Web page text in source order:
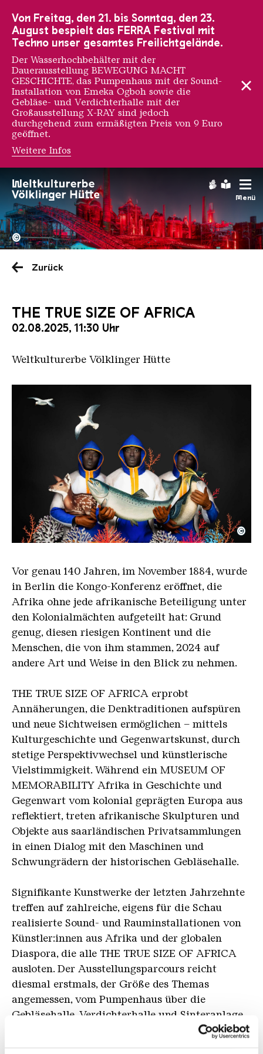
Menü
Hochofengruppe in Rot
Copyright:
©
Zurück
THE TRUE SIZE OF AFRICA
02.08.2025, 11:30 Uhr
Weltkulturerbe Völklinger Hütte
Diop Allegorie
Copyright: Omar Victor Diop, Courtesy Galerie
©
Vor genau 140 Jahren, im November 1884, wurde
in Berlin die Kongo-Konferenz eröffnet, die
Afrika ohne jede afrikanische Beteiligung unter
den Kolonialmächten aufgeteilt hat: Grund
genug, diesen riesigen Kontinent und die
Menschen, die von ihm stammen, 2024 auf
andere Art und Weise in den Blick zu nehmen.
THE TRUE SIZE OF AFRICA erprobt
Annäherungen, die Denktraditionen aufspüren
und neue Sichtweisen ermöglichen – mittels
Kulturgeschichte und Gegenwartskunst, durch
stetige Perspektivwechsel und künstlerische
Vielstimmigkeit. Während ein MUSEUM OF
MEMORABILITY Afrika in Geschichte und
Gegenwart vom kolonial geprägten Europa aus
reflektiert, treten afrikanische Skulpturen und
Objekte aus saarländischen Privatsammlungen
in einen Dialog mit den Maschinen und
Schwungrädern der historischen Gebläsehalle.
Signifikante Kunstwerke der letzten Jahrzehnte
treffen auf zahlreiche, eigens für die Schau
realisierte Sound- und Rauminstallationen von
Künstler:innen aus Afrika und der globalen
Diaspora, die alle THE TRUE SIZE OF AFRICA
ausloten. Der Ausstellungsparcours reicht
diesmal erstmals, der Größe des Themas
angemessen, vom Pumpenhaus über die
Gebläsehalle, Verdichterhalle und Sinteranlage
Von Freitag, den 21. bis Sonntag, den 23.
August bespielt das FERRA Festival mit
Techno unser gesamtes Freilichtgelände.
Der Wasserhochbehälter mit der
Dauerausstellung BEWEGUNG MACHT
GESCHICHTE, das Pumpenhaus mit der Sound-
Installation von Emeka Ogboh sowie die
Gebläse- und Verdichterhalle mit der
Großausstellung X-RAY sind jedoch
durchgehend zum ermäßigten Preis von 9 Euro
geöffnet.
Weitere Infos